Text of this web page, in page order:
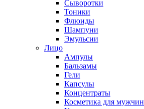
Сыворотки
Тоники
Флюиды
Шампуни
Эмульсии
Лицо
Ампулы
Бальзамы
Гели
Капсулы
Концентраты
Косметика для мужчин